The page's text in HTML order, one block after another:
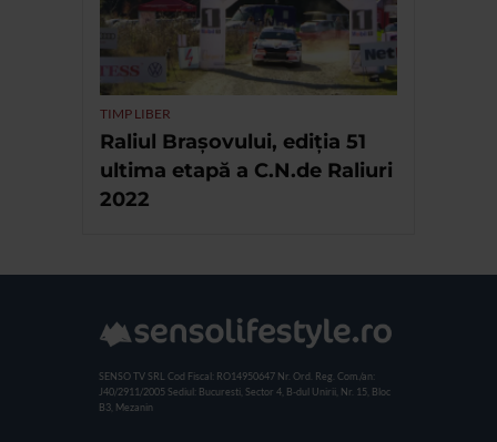
TIMP LIBER
Raliul Brașovului, ediția 51
ultima etapă a C.N.de Raliuri
2022
SENSO TV SRL Cod Fiscal: RO14950647 Nr. Ord. Reg. Com./an:
J40/2911/2005 Sediul: Bucuresti, Sector 4, B-dul Unirii, Nr. 15, Bloc
B3, Mezanin